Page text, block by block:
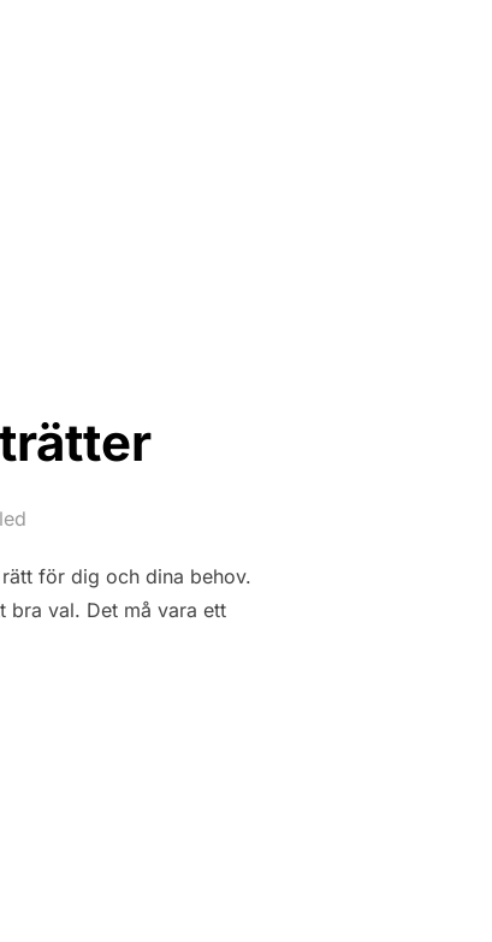
för dig och dina behov.
bra val. Det må vara ett